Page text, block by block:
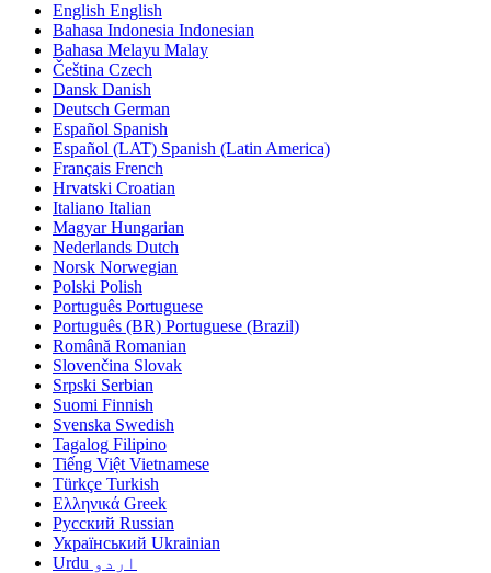
English English
Bahasa Indonesia Indonesian
Bahasa Melayu Malay
Čeština Czech
Dansk Danish
Deutsch German
Español Spanish
Español (LAT) Spanish (Latin America)
Français French
Hrvatski Croatian
Italiano Italian
Magyar Hungarian
Nederlands Dutch
Norsk Norwegian
Polski Polish
Português Portuguese
Português (BR) Portuguese (Brazil)
Română Romanian
Slovenčina Slovak
Srpski Serbian
Suomi Finnish
Svenska Swedish
Tagalog Filipino
Tiếng Việt Vietnamese
Türkçe Turkish
Ελληνικά Greek
Русский Russian
Український Ukrainian
اردو Urdu